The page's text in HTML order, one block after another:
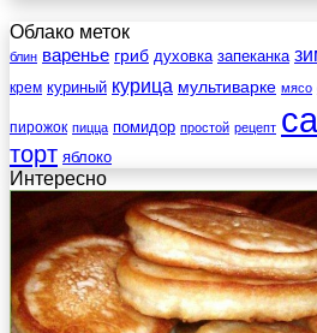
Облако меток
блин варенье гриб духовка запеканка
крем куриный курица мультиварке мясо
пирожок пицца помидор простой рецепт
торт яблоко
Интересно